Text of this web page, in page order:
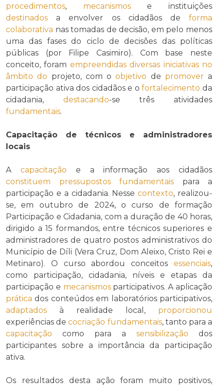
procedimentos, mecanismose instituições
destinados a envolver os cidadãos de forma
colaborativa nas tomadas de decisão, em pelo menos
uma das fases do ciclo de decisões das políticas
públicas (por Filipe Casimiro). Com base neste
conceito, foram empreendidas diversas iniciativas no
âmbito do projeto, com oobjetivo de promovera
participação ativa dos cidadãos e ofortalecimento da
cidadania, destacando-se três atividades
fundamentais.
Capacitação de técnicos e administradores
locais
A capacitação e a informação aos cidadãos
constituem
pressupostos fundamentais para a
participação e a cidadania. Nessecontexto, realizou-
se, em outubro de 2024, o curso de formação
Participação e Cidadania, com a duração de 40 horas,
dirigido a 15 formandos, entre técnicos superiores e
administradores de quatro postos administrativos do
Município de Díli (Vera Cruz, Dom Aleixo, Cristo Rei e
Metinaro). O curso abordou conceitos essenciais,
como participação, cidadania, níveis e etapas da
participação e mecanismosparticipativos. A aplicação
prática dos conteúdos em laboratórios participativos,
adaptados à realidade local, proporcionou
experiências decocriação fundamentais, tanto para a
capacitação como para a sensibilização dos
participantes sobre a importância da participação
ativa.
Os resultados desta ação foram muito positivos,